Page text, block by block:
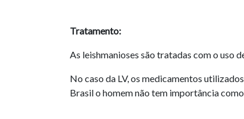
Tratamento:
As leishmanioses são tratadas com o uso
No caso da LV, os medicamentos
Brasil o homem não tem importância